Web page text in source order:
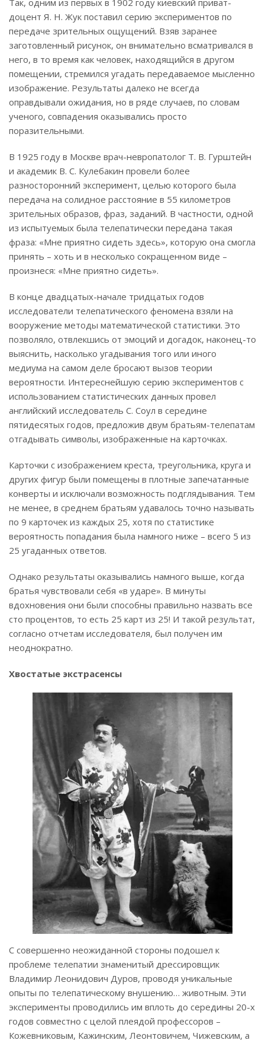
доцент Я. Н. Жук поставил серию экспериментов по
передаче зрительных ощущений. Взяв заранее
заготовленный рисунок, он внимательно всматривался в
него, в то время как человек, находящийся в другом
помещении, стремился угадать передаваемое мысленно
изображение. Результаты далеко не всегда
оправдывали ожидания, но в ряде случаев, по словам
ученого, совпадения оказывались просто
поразительными.
В 1925 году в Москве врач-невропатолог Т. В. Гурштейн
и академик В. С. Кулебакин провели более
разносторонний эксперимент, целью которого была
передача на солидное расстояние в 55 километров
зрительных образов, фраз, заданий. В частности, одной
из испытуемых была телепатически передана такая
фраза: «Мне приятно сидеть здесь», которую она смогла
принять – хоть и в несколько сокращенном виде –
произнеся: «Мне приятно сидеть».
В конце двадцатых-начале тридцатых годов
исследователи телепатического феномена взяли на
вооружение методы математической статистики. Это
позволяло, отвлекшись от эмоций и догадок, наконец-то
выяснить, насколько угадывания того или иного
медиума на самом деле бросают вызов теории
вероятности. Интереснейшую серию экспериментов с
использованием статистических данных провел
английский исследователь С. Соул в середине
пятидесятых годов, предложив двум братьям-телепатам
отгадывать символы, изображенные на карточках.
Карточки с изображением креста, треугольника, круга и
других фигур были помещены в плотные запечатанные
конверты и исключали возможность подглядывания. Тем
не менее, в среднем братьям удавалось точно называть
по 9 карточек из каждых 25, хотя по статистике
вероятность попадания была намного ниже – всего 5 из
25 угаданных ответов.
Однако результаты оказывались намного выше, когда
братья чувствовали себя «в ударе». В минуты
вдохновения они были способны правильно назвать все
сто процентов, то есть 25 карт из 25! И такой результат,
согласно отчетам исследователя, был получен им
неоднократно.
Хвостатые экстрасенсы
С совершенно неожиданной стороны подошел к
проблеме телепатии знаменитый дрессировщик
Владимир Леонидович Дуров, проводя уникальные
опыты по телепатическому внушению… животным. Эти
эксперименты проводились им вплоть до середины 20-х
годов совместно с целой плеядой профессоров –
Кожевниковым, Кажинским, Леонтовичем, Чижевским, а